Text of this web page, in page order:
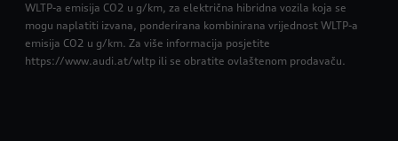
WLTP-a emisija CO2 u g/km, za električna hibridna vozila koja se
mogu naplatiti izvana, ponderirana kombinirana vrijednost WLTP-a
emisija CO2 u g/km. Za više informacija posjetite
https://www.audi.at/wltp ili se obratite ovlaštenom prodavaču.